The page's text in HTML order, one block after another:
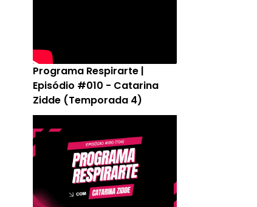
Programa Respirarte |
Episódio #010 - Catarina
Zidde (Temporada 4)